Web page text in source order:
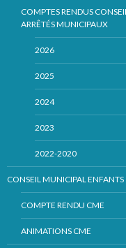
COMPTES RENDUS
ARRÊTÉS MUNICIPAUX
2026
2025
2024
2023
2022-2020
CONSEIL MUNICIPAL ENFANTS
COMPTE RENDU CME
ANIMATIONS CME